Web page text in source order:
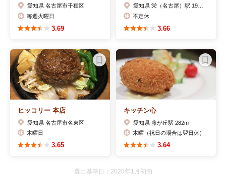
愛知県 名古屋市千種区
毎週火曜日
3.69
不定休
3.66
ヒッコリー 本店
愛知県 名古屋市名東区
木曜日
3.65
キッチン心
愛知県 藤が丘駅 282m
木曜（祝日の場合は翌日休）
3.64
選出基準日：2020年1月初旬